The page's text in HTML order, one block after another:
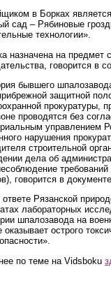
в Борках
сад – Рябиновые
технологии».
назначена на
говорится в
бывшего
защитной
прокуратуры,
проводятся без
управлением
нарушения
строительной
дела об
говорится в документе.
Рязанской
лабораторных
шпалозавода на
оказывает острого
по теме на Vidsboku